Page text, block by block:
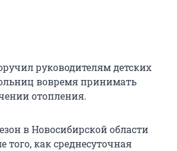
руководителям детских
вовремя принимать
отопления.
в Новосибирской области
того, как среднесуточная